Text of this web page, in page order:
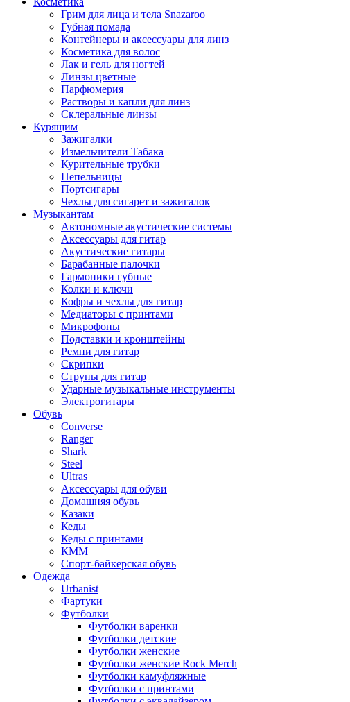
Грим для лица и тела Snazaroo
Губная помада
Контейнеры и аксессуары для линз
Косметика для волос
Лак и гель для ногтей
Линзы цветные
Парфюмерия
Растворы и капли для линз
Склеральные линзы
Курящим
Зажигалки
Измельчители Табака
Курительные трубки
Пепельницы
Портсигары
Чехлы для сигарет и зажигалок
Музыкантам
Автономные акустические системы
Аксессуары для гитар
Акустические гитары
Барабанные палочки
Гармоники губные
Колки и ключи
Кофры и чехлы для гитар
Медиаторы с принтами
Микрофоны
Подставки и кронштейны
Ремни для гитар
Скрипки
Струны для гитар
Ударные музыкальные инструменты
Электрогитары
Обувь
Converse
Ranger
Shark
Steel
Ultras
Аксессуары для обуви
Домашняя обувь
Казаки
Кеды
Кеды с принтами
КММ
Спорт-байкерская обувь
Одежда
Urbanist
Фартуки
Футболки
Футболки варенки
Футболки детские
Футболки женские
Футболки женские Rock Merch
Футболки камуфляжные
Футболки с принтами